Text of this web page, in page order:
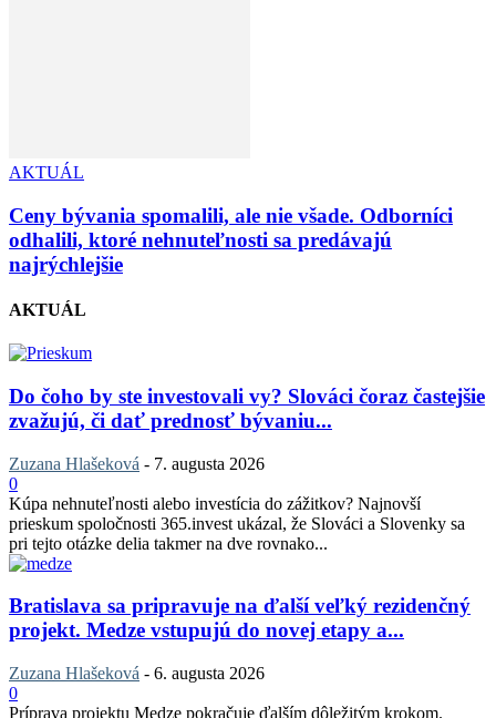
AKTUÁL
Ceny bývania spomalili, ale nie všade. Odborníci
odhalili, ktoré nehnuteľnosti sa predávajú
najrýchlejšie
AKTUÁL
Do čoho by ste investovali vy? Slováci čoraz častejšie
zvažujú, či dať prednosť bývaniu...
Zuzana Hlašeková - 7. augusta 2026
0
Kúpa nehnuteľnosti alebo investícia do zážitkov? Najnovší
prieskum spoločnosti 365.invest ukázal, že Slováci a Slovenky sa
pri tejto otázke delia takmer na dve rovnako...
Bratislava sa pripravuje na ďalší veľký rezidenčný
projekt. Medze vstupujú do novej etapy a...
Zuzana Hlašeková - 6. augusta 2026
0
Príprava projektu Medze pokračuje ďalším dôležitým krokom.